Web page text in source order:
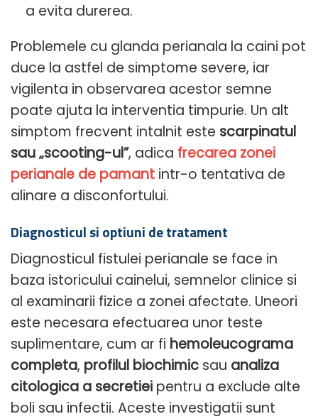
a evita durerea.
Problemele cu glanda perianala la caini pot
duce la astfel de simptome severe, iar
vigilenta in observarea acestor semne
poate ajuta la interventia timpurie. Un alt
simptom frecvent intalnit este scarpinatul
sau „scooting-ul”, adica frecarea zonei
perianale de pamant intr-o tentativa de
alinare a disconfortului.
Diagnosticul si optiuni de tratament
Diagnosticul fistulei perianale se face in
baza istoricului cainelui, semnelor clinice si
al examinarii fizice a zonei afectate. Uneori
este necesara efectuarea unor teste
suplimentare, cum ar fi hemoleucograma
completa, profilul biochimic sau analiza
citologica a secretiei pentru a exclude alte
boli sau infectii. Aceste investigatii sunt